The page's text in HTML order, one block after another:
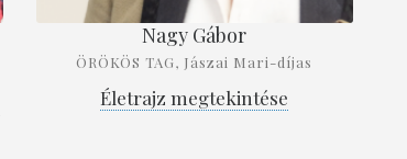
Nagy Gábor
ÖRÖKÖS TAG, Jászai Mari-díjas
Életrajz megtekintése